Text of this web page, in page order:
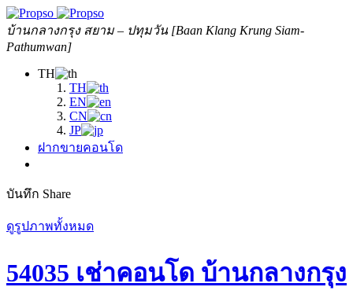
บ้านกลางกรุง สยาม – ปทุมวัน [Baan Klang Krung Siam-
Pathumwan]
TH
TH
EN
CN
JP
ฝากขายคอนโด
บันทึก Share
ดูรูปภาพทั้งหมด
54035 เช่าคอนโด บ้านกลางกรุง